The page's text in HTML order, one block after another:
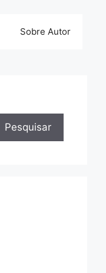
Sobre Autor
Pesquisar